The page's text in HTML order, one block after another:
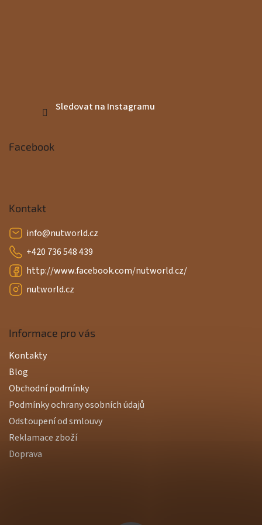
Sledovat na Instagramu
Facebook
Kontakt
info@nutworld.cz
+420 736 548 439
http://www.facebook.com/nutworld.cz/
nutworld.cz
Informace pro vás
Kontakty
Blog
Obchodní podmínky
Podmínky ochrany osobních údajů
Odstoupení od smlouvy
Reklamace zboží
Doprava